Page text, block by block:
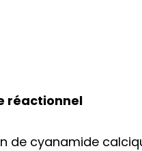
réactionnel
de cyanamide